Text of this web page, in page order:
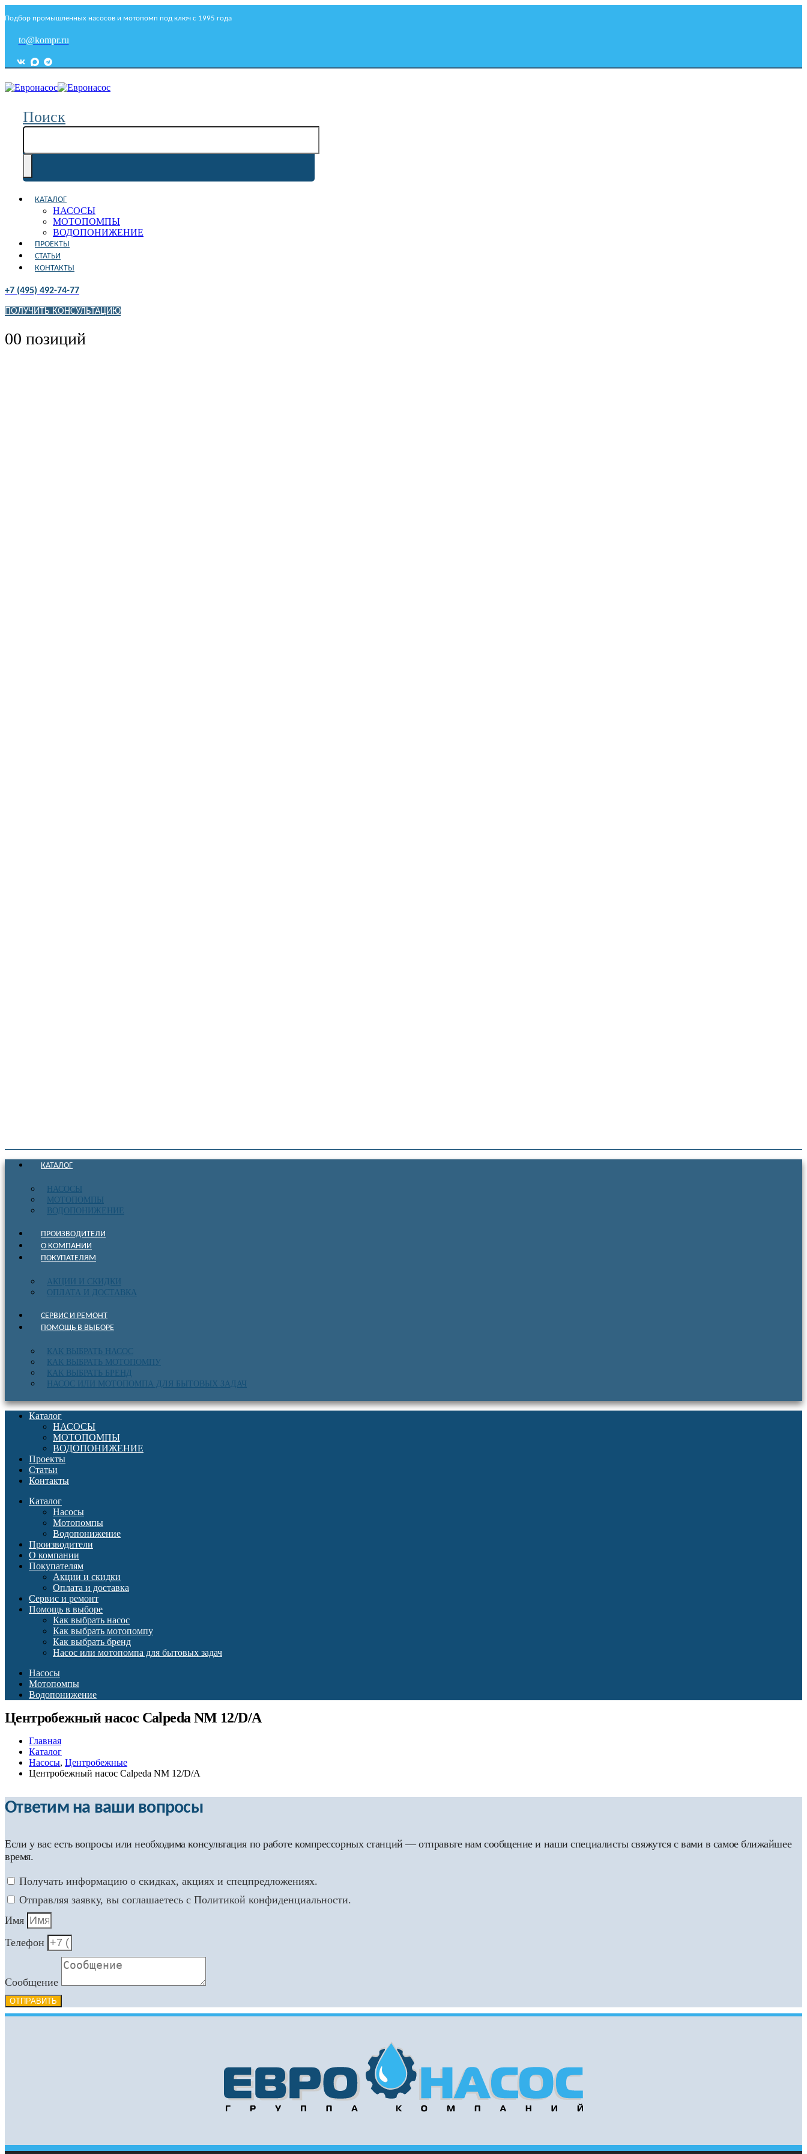
Подбор промышленных насосов и мотопомп под ключ с 1995 года
to@kompr.ru
Поиск
КАТАЛОГ
НАСОСЫ
МОТОПОМПЫ
ВОДОПОНИЖЕНИЕ
ПРОЕКТЫ
СТАТЬИ
КОНТАКТЫ
+7 (495) 492-74-77
ПОЛУЧИТЬ КОНСУЛЬТАЦИЮ
00 позиций
КАТАЛОГ
НАСОСЫ
МОТОПОМПЫ
ВОДОПОНИЖЕНИЕ
ПРОИЗВОДИТЕЛИ
О КОМПАНИИ
ПОКУПАТЕЛЯМ
АКЦИИ И СКИДКИ
ОПЛАТА И ДОСТАВКА
СЕРВИС И РЕМОНТ
ПОМОЩЬ В ВЫБОРЕ
КАК ВЫБРАТЬ НАСОС
КАК ВЫБРАТЬ МОТОПОМПУ
КАК ВЫБРАТЬ БРЕНД
НАСОС ИЛИ МОТОПОМПА ДЛЯ БЫТОВЫХ ЗАДАЧ
Каталог
НАСОСЫ
МОТОПОМПЫ
ВОДОПОНИЖЕНИЕ
Проекты
Статьи
Контакты
Каталог
Насосы
Мотопомпы
Водопонижение
Производители
О компании
Покупателям
Акции и скидки
Оплата и доставка
Сервис и ремонт
Помощь в выборе
Как выбрать насос
Как выбрать мотопомпу
Как выбрать бренд
Насос или мотопомпа для бытовых задач
Насосы
Мотопомпы
Водопонижение
Центробежный насос Calpeda NM 12/D/A
Главная
Каталог
Насосы, Центробежные
Центробежный насос Calpeda NM 12/D/A
Ответим на ваши вопросы
Если у вас есть вопросы или необходима консультация по работе компрессорных станций — отправьте нам сообщение и наши специалисты свяжутся с вами в самое ближайшее
время.
Получать информацию о скидках, акциях и спецпредложениях.
Отправляя заявку, вы соглашаетесь с Политикой конфиденциальности.
Имя
Телефон
Сообщение
ОТПРАВИТЬ